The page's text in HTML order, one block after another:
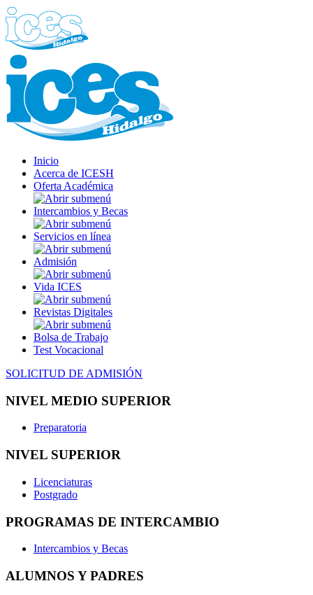
Inicio
Acerca de ICESH
Oferta Académica
Intercambios y Becas
Servicios en línea
Admisión
Vida ICES
Revistas Digitales
Bolsa de Trabajo
Test Vocacional
SOLICITUD DE ADMISIÓN
NIVEL MEDIO SUPERIOR
Preparatoria
NIVEL SUPERIOR
Licenciaturas
Postgrado
PROGRAMAS DE INTERCAMBIO
Intercambios y Becas
ALUMNOS Y PADRES